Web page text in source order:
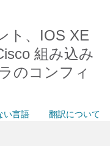
ト、IOS XE
組み込み
のコンフィ
い言語 翻訳について